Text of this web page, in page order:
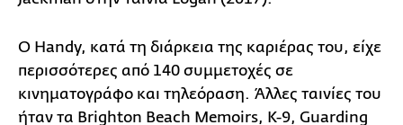
Ο Handy, κατά τη διάρκεια της καριέρας του, είχε
περισσότερες από 140 συμμετοχές σε
κινηματογράφο και τηλεόραση. Άλλες ταινίες του
ήταν τα Brighton Beach Memoirs, K-9, Guarding